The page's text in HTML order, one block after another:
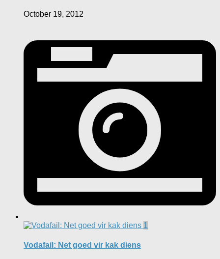
October 19, 2012
1
Vodafail: Net goed vir kak diens